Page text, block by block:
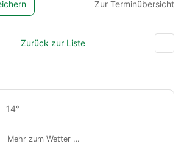
Zur Terminübersicht
Zurück zur Liste
14°
Mehr zum Wetter …